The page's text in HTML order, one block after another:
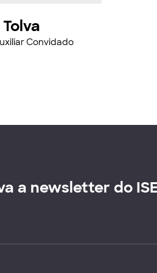
Convidado
a newsletter do